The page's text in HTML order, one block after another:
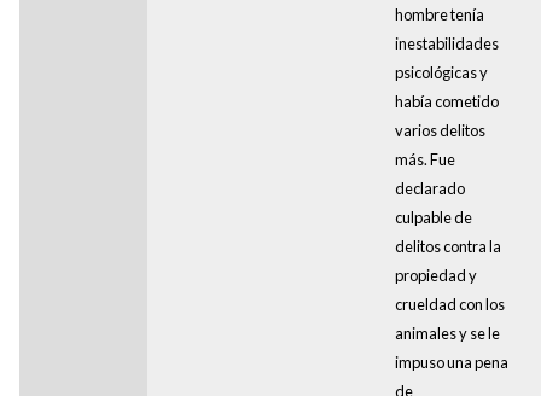
hombre tenía
inestabilidades
psicológicas y
había cometido
varios delitos
más. Fue
declarado
culpable de
delitos contra la
propiedad y
crueldad con los
animales y se le
impuso una pena
de